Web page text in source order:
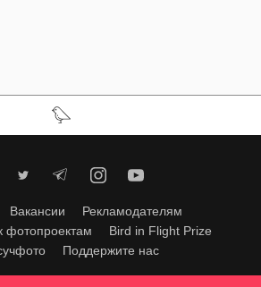
Вакансии
Рекламодателям
фотопроектам
Bird in Flight Prize
Поддержите нас